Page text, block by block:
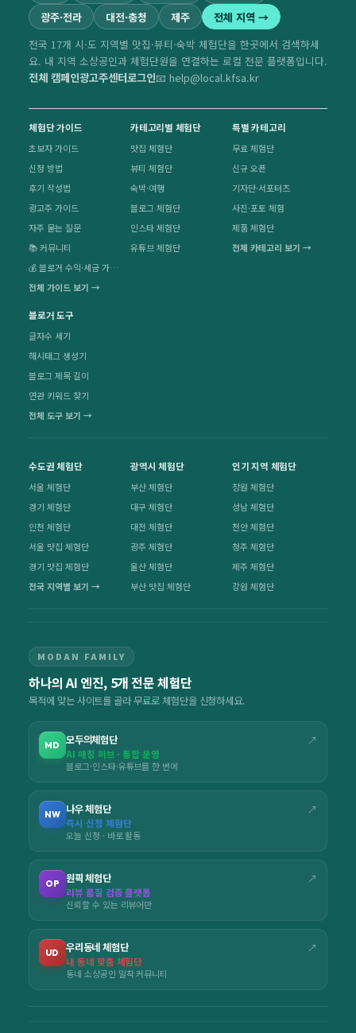
광주·전라
대전·충청 제주
전체 지역 →
전국 17개 시·도 지역별 맛집·뷰티·숙박 체험단을 한곳에서 검색하세
요. 내 지역 소상공인과 체험단원을 연결하는 로컬 전문 플랫폼입니다.
전체 캠페인광고주센터로그인📧 help@local.kfsa.kr
체험단 가이드
초보자 가이드
신청 방법
후기 작성법
광고주 가이드
자주 묻는 질문
📚 커뮤니티
💰 블로거 수익·세금 가이드
전체 가이드 보기 →
카테고리별 체험단
맛집 체험단
뷰티 체험단
숙박·여행
블로그 체험단
인스타 체험단
유튜브 체험단
특별 카테고리
무료 체험단
신규 오픈
기자단·서포터즈
사진·포토 체험
제품 체험단
전체 카테고리 보기 →
블로거 도구
글자수 세기
해시태그 생성기
블로그 제목 길이
연관 키워드 찾기
전체 도구 보기 →
수도권 체험단
서울 체험단
경기 체험단
인천 체험단
서울 맛집 체험단
경기 맛집 체험단
전국 지역별 보기 →
광역시 체험단
부산 체험단
대구 체험단
대전 체험단
광주 체험단
울산 체험단
부산 맛집 체험단
인기 지역 체험단
창원 체험단
성남 체험단
천안 체험단
청주 체험단
제주 체험단
강원 체험단
MODAN FAMILY
하나의 AI 엔진, 5개 전문 체험단
목적에 맞는 사이트를 골라 무료로 체험단을 신청하세요.
MD 모두의체험단 ↗
AI 매칭 허브 · 통합 운영
블로그·인스타·유튜브를 한 번에
NW 나우 체험단 ↗
즉시 신청 체험단
오늘 신청 · 바로 활동
OP 원픽 체험단 ↗
리뷰 품질 검증 플랫폼
신뢰할 수 있는 리뷰어만
UD 우리동네 체험단 ↗
내 동네 맞춤 체험단
동네 소상공인 밀착 커뮤니티